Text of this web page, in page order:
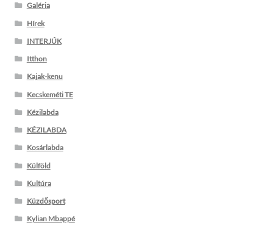
Galéria
Hírek
INTERJÚK
Itthon
Kajak-kenu
Kecskeméti TE
Kézilabda
KÉZILABDA
Kosárlabda
Külföld
Kultúra
Küzdősport
Kylian Mbappé